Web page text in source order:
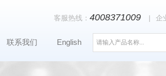
联系我们 English
客服热线： 4008371009 | 企